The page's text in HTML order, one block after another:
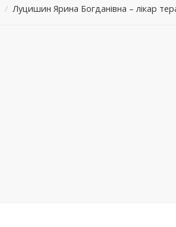
/ Луцишин Ярина Богданівна – лікар